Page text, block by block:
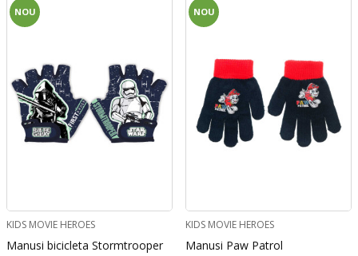
NOU
KIDS MOVIE HEROES
Manusi bicicleta Stormtrooper
NOU
KIDS MOVIE HEROES
Manusi Paw Patrol